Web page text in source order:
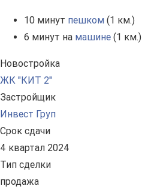
10 минут пешком (1 км.)
6 минут на машине (1 км.)
Новостройка
ЖК "КИТ 2"
Застройщик
Инвест Груп
Срок сдачи
4 квартал 2024
Тип сделки
продажа